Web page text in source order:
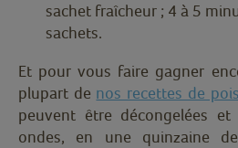
sachet fraîcheur ; 4 à 5
sachets.
Et pour vous faire gagner
plupart de nos recettes de
peuvent être décongelées
ondes, en une quinzaine